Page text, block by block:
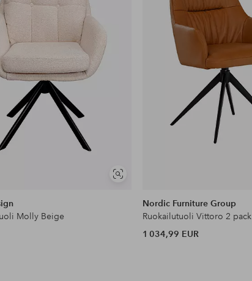
Näytä
Molly Beige
Nordic Furniture Group
Ruokailutuoli Vittoro 2 pack
1 034,99 EUR